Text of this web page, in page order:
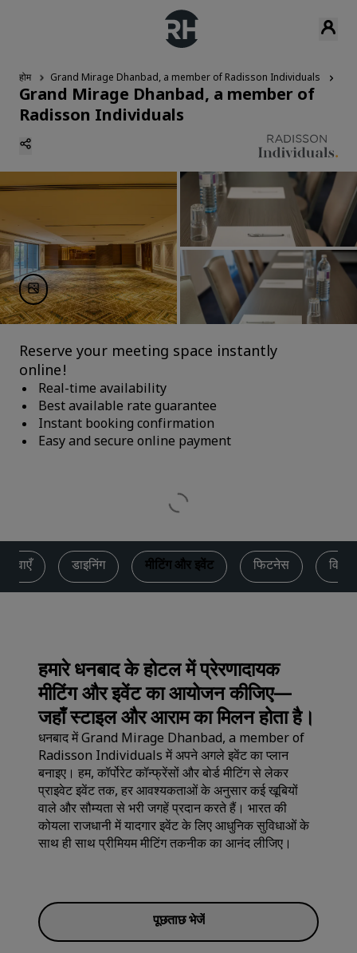
होम Grand Mirage Dhanbad, a member of Radisson Individuals
Grand Mirage Dhanbad, a member of
Radisson Individuals
Reserve your meeting space instantly
online!
Real-time availability
Best available rate guarantee
Instant booking confirmation
Easy and secure online payment
सेवाएँ डाइनिंग मीटिंग और इवेंट फिटनेस विवाह
हमारे धनबाद के होटल में प्रेरणादायक
मीटिंग और इवेंट का आयोजन कीजिए—
जहाँ स्टाइल और आराम का मिलन होता है।
धनबाद में Grand Mirage Dhanbad, a member of
Radisson Individuals में अपने अगले इवेंट का प्लान
बनाइए। हम, कॉर्पोरेट कॉन्फ्रेंसों और बोर्ड मीटिंग से लेकर
प्राइवेट इवेंट तक, हर आवश्यकताओं के अनुसार कई खूबियों
वाले और सौम्यता से भरी जगहें प्रदान करते हैं। भारत की
कोयला राजधानी में यादगार इवेंट के लिए आधुनिक सुविधाओं के
साथ ही साथ प्रीमियम मीटिंग तकनीक का आनंद लीजिए।
पूछताछ भेजें